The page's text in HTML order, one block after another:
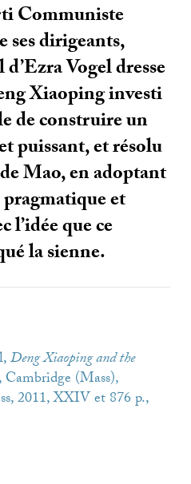
Communiste
dirigeants,
Vogel dresse
Xiaoping investi
de construire un
puissant, et résolu
Mao, en adoptant
et
l’idée que ce
la sienne.
Deng Xiaoping and the
Cambridge (Mass),
2011,XXIVet 876 p.,